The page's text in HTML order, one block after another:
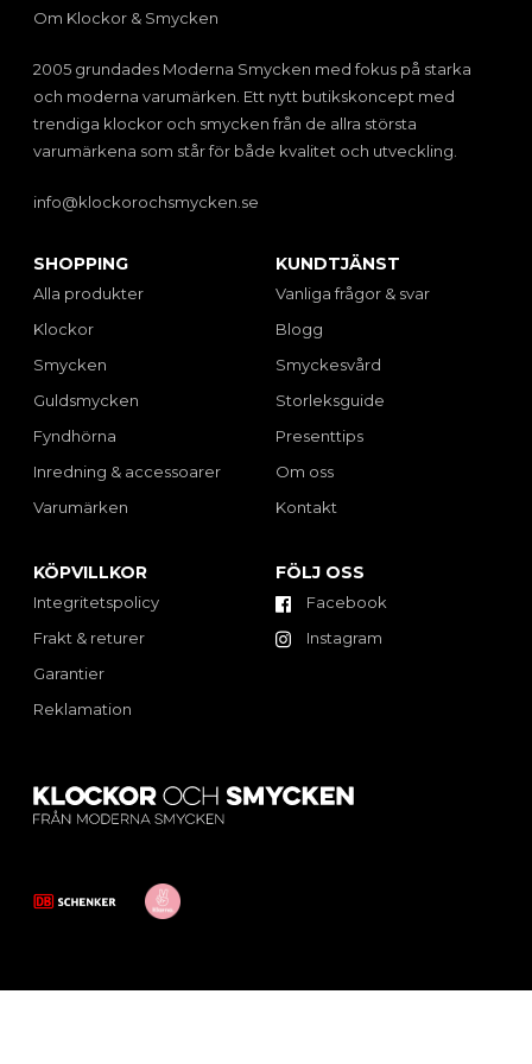
Om Klockor & Smycken
2005 grundades Moderna Smycken med fokus på starka
och moderna varumärken. Ett nytt butikskoncept med
trendiga klockor och smycken från de allra största
varumärkena som står för både kvalitet och utveckling.
info@klockorochsmycken.se
SHOPPING
Alla produkter
Klockor
Smycken
Guldsmycken
Fyndhörna
Inredning & accessoarer
Varumärken
KUNDTJÄNST
Vanliga frågor & svar
Blogg
Smyckesvård
Storleksguide
Presenttips
Om oss
Kontakt
KÖPVILLKOR
Integritetspolicy
Frakt & returer
Garantier
Reklamation
FÖLJ OSS
Facebook
Instagram